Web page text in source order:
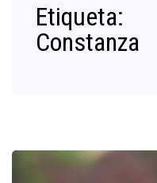
Etiqueta:
Constanza